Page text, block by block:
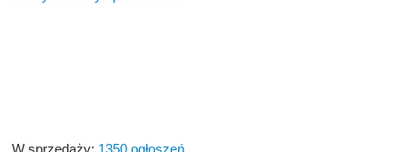
W sprzedaży: 1350 ogłoszeń